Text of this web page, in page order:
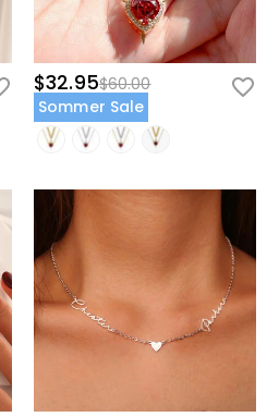
$32.95$60.00
Sommer Sale